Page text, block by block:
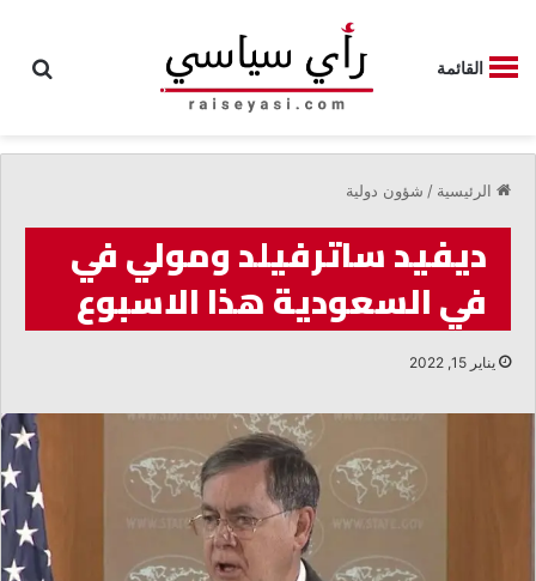
القائمة
الرئيسية / شؤون دولية
ديفيد ساترفيلد ومولي في
في السعودية هذا الاسبوع
يناير 15, 2022